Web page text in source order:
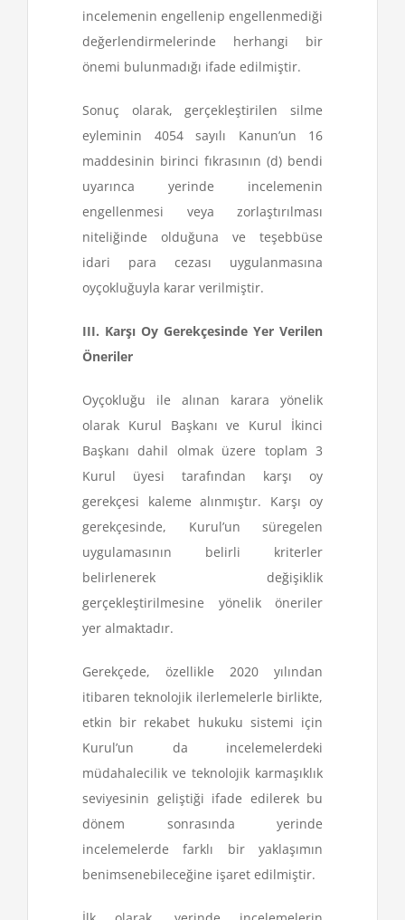
incelemenin engellenip engellenmediği
değerlendirmelerinde herhangi bir
önemi bulunmadığı ifade edilmiştir.
Sonuç olarak, gerçekleştirilen silme
eyleminin 4054 sayılı Kanun’un 16
maddesinin birinci fıkrasının (d) bendi
uyarınca yerinde incelemenin
engellenmesi veya zorlaştırılması
niteliğinde olduğuna ve teşebbüse
idari para cezası uygulanmasına
oyçokluğuyla karar verilmiştir.
III. Karşı Oy Gerekçesinde Yer Verilen
Öneriler
Oyçokluğu ile alınan karara yönelik
olarak Kurul Başkanı ve Kurul İkinci
Başkanı dahil olmak üzere toplam 3
Kurul üyesi tarafından karşı oy
gerekçesi kaleme alınmıştır. Karşı oy
gerekçesinde, Kurul’un süregelen
uygulamasının belirli kriterler
belirlenerek değişiklik
gerçekleştirilmesine yönelik öneriler
yer almaktadır.
Gerekçede, özellikle 2020 yılından
itibaren teknolojik ilerlemelerle birlikte,
etkin bir rekabet hukuku sistemi için
Kurul’un da incelemelerdeki
müdahalecilik ve teknolojik karmaşıklık
seviyesinin geliştiği ifade edilerek bu
dönem sonrasında yerinde
incelemelerde farklı bir yaklaşımın
benimsenebileceğine işaret edilmiştir.